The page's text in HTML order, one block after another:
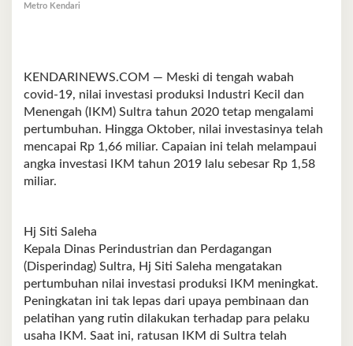
Metro Kendari
KENDARINEWS.COM — Meski di tengah wabah
covid-19, nilai investasi produksi Industri Kecil dan
Menengah (IKM) Sultra tahun 2020 tetap mengalami
pertumbuhan. Hingga Oktober, nilai investasinya telah
mencapai Rp 1,66 miliar. Capaian ini telah melampaui
angka investasi IKM tahun 2019 lalu sebesar Rp 1,58
miliar.
Hj Siti Saleha
Kepala Dinas Perindustrian dan Perdagangan
(Disperindag) Sultra, Hj Siti Saleha mengatakan
pertumbuhan nilai investasi produksi IKM meningkat.
Peningkatan ini tak lepas dari upaya pembinaan dan
pelatihan yang rutin dilakukan terhadap para pelaku
usaha IKM. Saat ini, ratusan IKM di Sultra telah